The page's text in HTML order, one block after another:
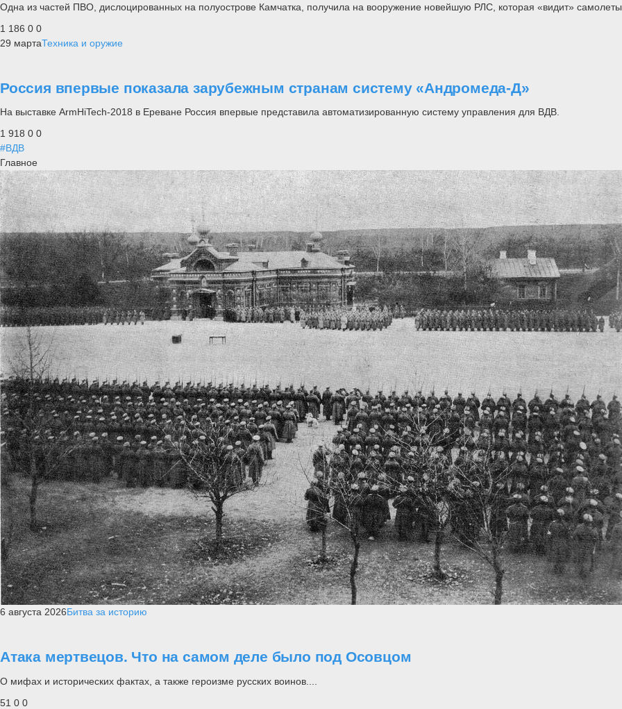
Одна из частей ПВО, дислоцированных на полуострове Камчатка, получила на вооружение новейшую РЛС, которая «видит»
1 186 0 0
29 мартаТехника и оружие
Россия впервые показала зарубежным странам систему «Андромеда-Д»
На выставке ArmHiTech-2018 в Ереване Россия впервые представила автоматизированную систему управления для ВДВ.
1 918 0 0
#ВДВ
Главное
6 августа 2026Битва за историю
Атака мертвецов. Что на самом деле было под Осовцом
О мифах и исторических фактах, а также героизме русских воинов....
51 0 0